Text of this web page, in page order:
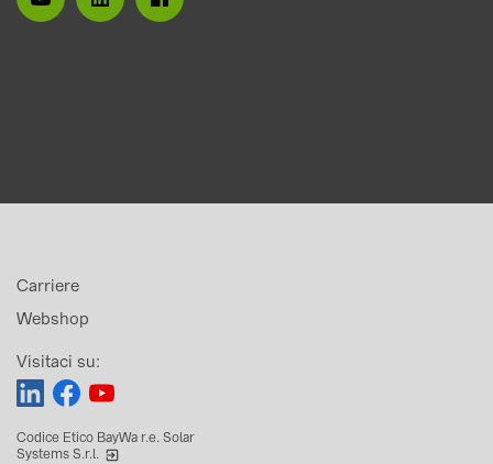
Webshop
Carriere
Visitaci su:
Codice Etico BayWa r.e. Solar
Systems S.r.l.